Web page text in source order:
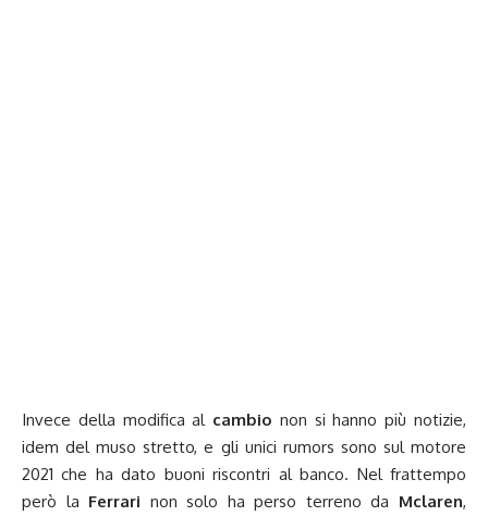
Invece della modifica al cambio non si hanno più notizie,
idem del muso stretto, e gli unici rumors sono sul motore
2021 che ha dato buoni riscontri al banco. Nel frattempo
però la Ferrari non solo ha perso terreno da Mclaren,